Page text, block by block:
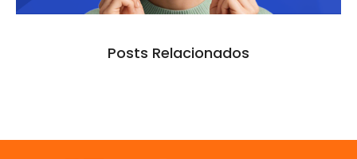
Posts Relacionados